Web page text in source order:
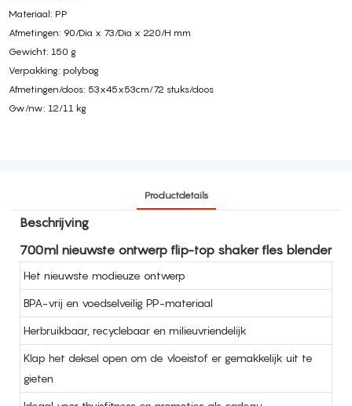
Materiaal: PP
Afmetingen: 90/Dia x 73/Dia x 220/H mm
Gewicht: 150 g
Verpakking: polybag
Afmetingen/doos: 53x45x53cm/72 stuks/doos
Gw/nw: 12/11 kg
Productdetails
Beschrijving
700ml nieuwste ontwerp flip-top shaker fles blender
Het nieuwste modieuze ontwerp
BPA-vrij en voedselveilig PP-materiaal
Herbruikbaar, recyclebaar en milieuvriendelijk
Klap het deksel open om de vloeistof er gemakkelijk uit te
gieten